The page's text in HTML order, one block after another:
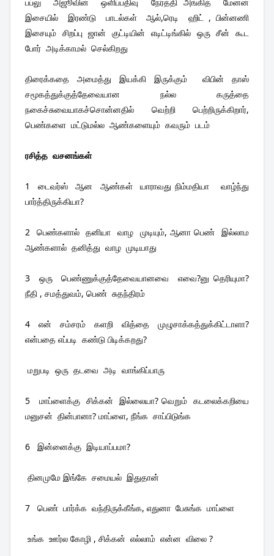
இசையில்  இரண்டு  பாடல்கள்  ஆல்,ரெடி  ஹிட் , பின்னணி
இசையும்  சிறப்பு  ஜான்  குட்டியின்  எடிட்டிங்கில்  ஒரு  சீன்  கூட
போர்  அடிக்காமல்  செல்கிறது
திரைக்கதை  அமைத்து  இயக்கி  இருக்கும்    விபின்  தாஸ்
சமூகத்துக்குத்தேவையான  நல்ல  கருத்தை
நகைச்சுவையாகச்சொன்னதில்  வெற்றி  பெற்றிருக்கிறார்,
பெண்களை  மட்டுமல்ல  ஆண்களையும்  கவரும்  படம்
ரசித்த  வசனங்கள்
1  டைவர்ஸ்  ஆன  ஆண்கள்  யாராவது நிம்மதியா   வாழ்ந்து
பார்த்திருக்கியா?
2  பெண்களால்  தனியா  வாழ  முடியும், ஆனா பெண்  இல்லாம
ஆண்களால்  தனித்து  வாழ  முடியாது
3  ஒரு  பெண்ணுக்குத்தேவையானவை  எவை?னு தெரியுமா?
நீதி , சமத்துவம், பெண்  சுதந்திரம்
4  என்  சம்சரம்  களறி  வித்தை  முழுசாக்கத்துக்கிட்டாளா?
என்பதை எப்படி  கண்டு பிடிக்கறது?
மறுபடி  ஒரு  தடவை  அடி  வாங்கிப்பாரு
5   மாப்ளைக்கு  சிக்கன்  இல்லையா? வெறும்  கடலைக்கறியை
மனுசன்  தின்பானா? மாப்ளை, நீங்க  சாப்பிடுங்க
6   இன்னைக்கு  இடியாப்பமா?
தினமுமே இங்கே  சமையல்  இதுதான்
7   பெண்  பார்க்க  வந்திருக்கீங்க, எதுனா  பேசுங்க  மாப்ளை
உங்க  ஊர்ல கோழி , சிக்கன்  எல்லாம்  என்ன  விலை ?